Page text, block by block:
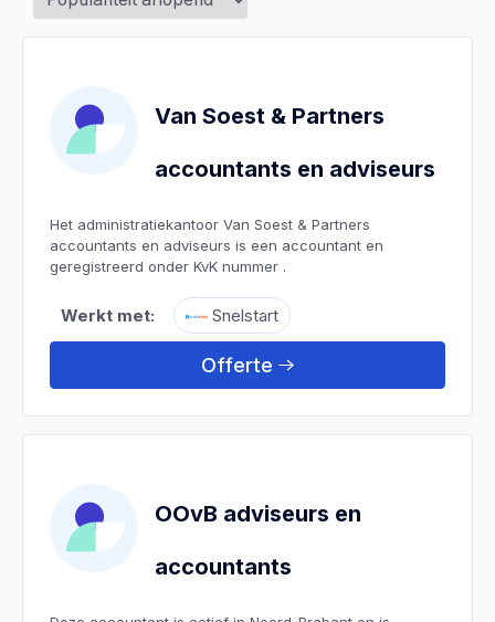
Van Soest & Partners
accountants en adviseurs
Het administratiekantoor Van Soest & Partners
accountants en adviseurs is een accountant en
geregistreerd onder KvK nummer .
Werkt met: Snelstart
Offerte
OOvB adviseurs en
accountants